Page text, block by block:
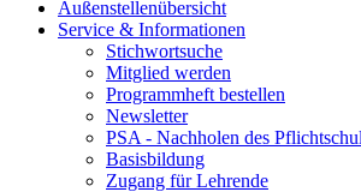
Außenstellenübersicht
Service & Informationen
Stichwortsuche
Mitglied werden
Programmheft bestellen
Newsletter
PSA - Nachholen des
Basisbildung
Zugang für Lehrende